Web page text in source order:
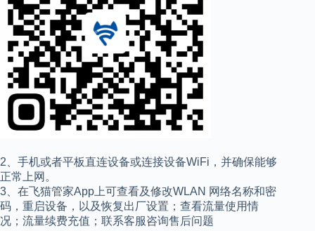
2、手机或者平板直连设备或连接设备WiFi，并确保能够
正常上网。
3、在飞猫管家App上可查看及修改WLAN 网络名称和密
码，重启设备，以及恢复出厂设置；查看流量使用情
况；流量续费充值；联系客服咨询售后问题